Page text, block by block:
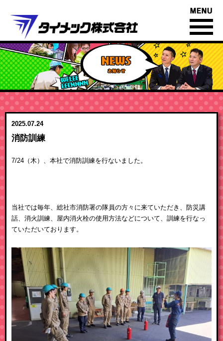
2025.07.24
消防訓練
7/24（木）、本社で消防訓練を行ないました。
当社では毎年、総社市消防署の隊員の方々に来ていただき、防災講
話、消火訓練、屋内消火栓の使用方法などについて、訓練を行なっ
ていただいております。